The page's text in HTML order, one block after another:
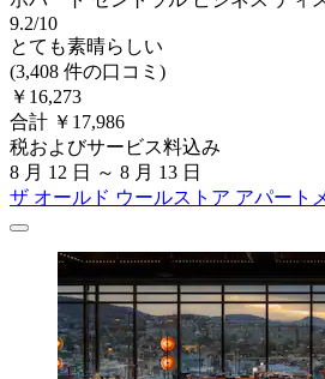
9.2/10
とても素晴らしい
(3,408 件の口コミ)
￥16,273
合計 ￥17,986
税およびサービス料込み
8 月 12 日 ～ 8 月 13 日
ザ オールド ウールストア アパート